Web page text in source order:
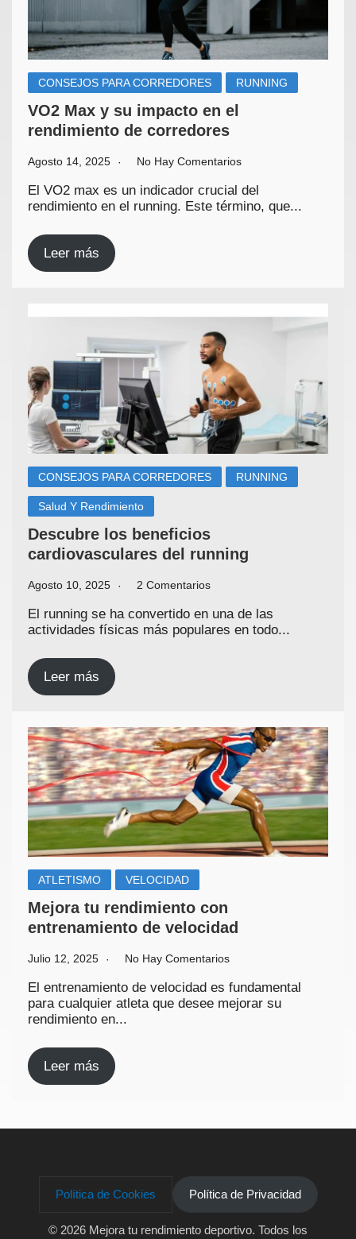
CONSEJOS PARA CORREDORES RUNNING
VO2 Max y su impacto en el
rendimiento de corredores
Agosto 14, 2025 No Hay Comentarios
El VO2 max es un indicador crucial del
rendimiento en el running. Este término, que...
Leer más
CONSEJOS PARA CORREDORES RUNNING
Salud Y Rendimiento
Descubre los beneficios
cardiovasculares del running
Agosto 10, 2025 2 Comentarios
El running se ha convertido en una de las
actividades físicas más populares en todo...
Leer más
ATLETISMO VELOCIDAD
Mejora tu rendimiento con
entrenamiento de velocidad
Julio 12, 2025 No Hay Comentarios
El entrenamiento de velocidad es fundamental
para cualquier atleta que desee mejorar su
rendimiento en...
Leer más
Política de Cookies Política de Privacidad
© 2026 Mejora tu rendimiento deportivo. Todos los